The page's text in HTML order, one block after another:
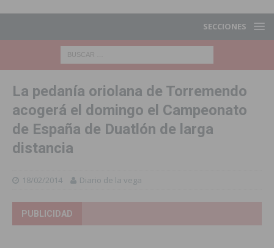
SECCIONES
La pedanía oriolana de Torremendo
acogerá el domingo el Campeonato
de España de Duatlón de larga
distancia
18/02/2014 Diario de la vega
PUBLICIDAD